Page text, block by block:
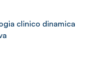
autonomia e
clinico dinamica